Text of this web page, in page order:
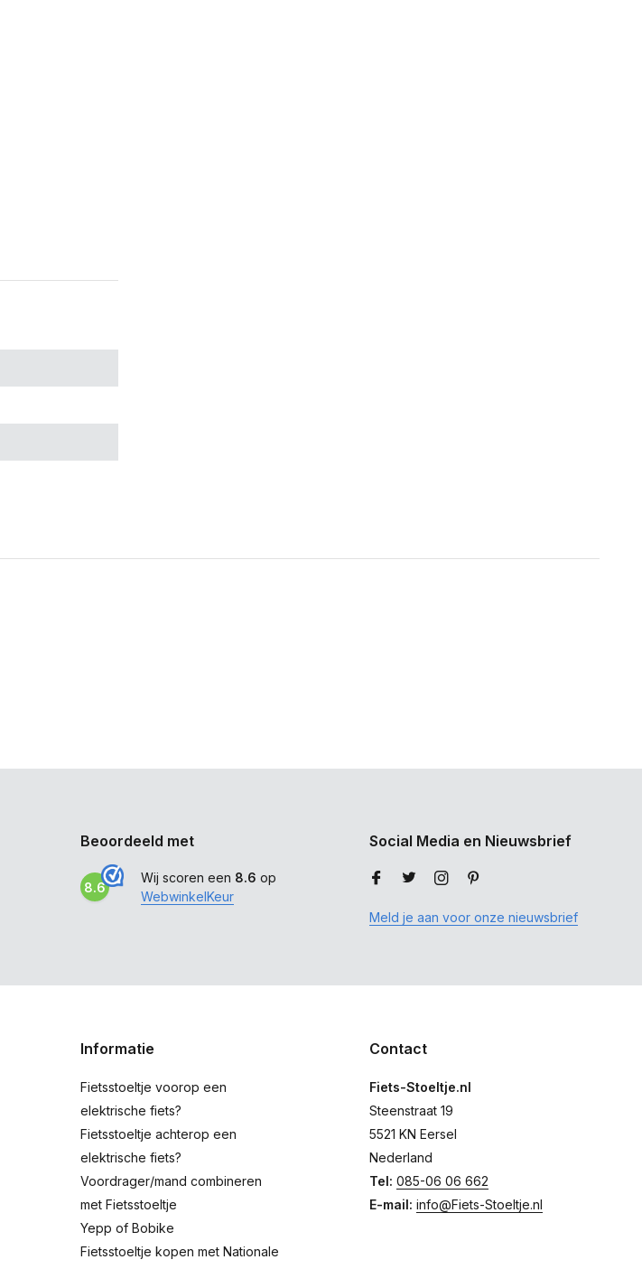
Beoordeeld met
8.6
Wij scoren een 8.6 op
WebwinkelKeur
Social Media en Nieuwsbrief
Meld je aan voor onze nieuwsbrief
Informatie
Fietsstoeltje voorop een
elektrische fiets?
Fietsstoeltje achterop een
elektrische fiets?
Voordrager/mand combineren
met Fietsstoeltje
Yepp of Bobike
Fietsstoeltje kopen met Nationale
Contact
Fiets-Stoeltje.nl
Steenstraat 19
5521 KN Eersel
Nederland
Tel: 085-06 06 662
E-mail: info@Fiets-Stoeltje.nl